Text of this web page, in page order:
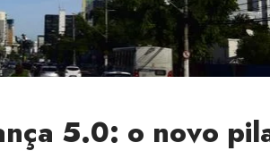
5.0: o novo